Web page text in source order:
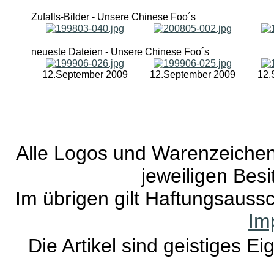
Zufalls-Bilder - Unsere Chinese Foo´s
neueste Dateien - Unsere Chinese Foo´s
12.September 2009 12.September 2009
Alle Logos und
jeweiligen
Im übrigen gilt
Die Artikel sind geistiges